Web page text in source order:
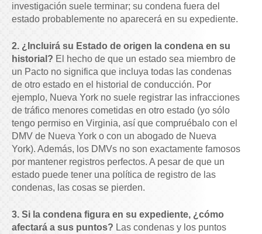
investigación suele terminar; su condena fuera del
estado probablemente no aparecerá en su expediente.
2. ¿Incluirá su Estado de origen la condena en su
historial? El hecho de que un estado sea miembro de
un Pacto no significa que incluya todas las condenas
de otro estado en el historial de conducción. Por
ejemplo, Nueva York no suele registrar las infracciones
de tráfico menores cometidas en otro estado (yo sólo
tengo permiso en Virginia, así que compruébalo con el
DMV de Nueva York o con un abogado de Nueva
York). Además, los DMVs no son exactamente famosos
por mantener registros perfectos. A pesar de que un
estado puede tener una política de registro de las
condenas, las cosas se pierden.
3. Si la condena figura en su expediente, ¿cómo
afectará a sus puntos? Las condenas y los puntos